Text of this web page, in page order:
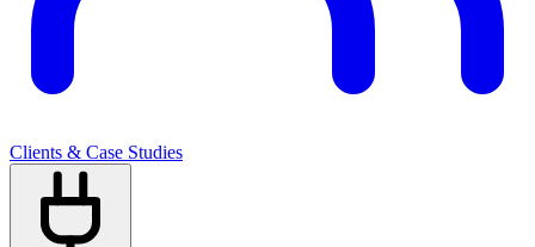
Clients & Case Studies